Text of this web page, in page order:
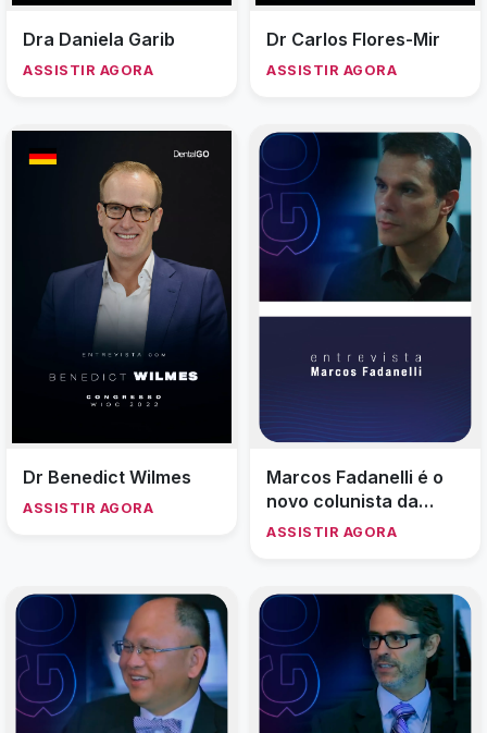
Dra Daniela Garib
ASSISTIR AGORA
Dr Carlos Flores-Mir
ASSISTIR AGORA
Dr Benedict Wilmes
ASSISTIR AGORA
Marcos Fadanelli é o
novo colunista da
JCDR
ASSISTIR AGORA